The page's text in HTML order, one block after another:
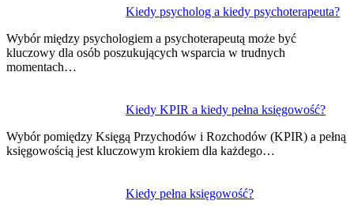
Kiedy psycholog a kiedy psychoterapeuta?
Wybór między psychologiem a psychoterapeutą może być
kluczowy dla osób poszukujących wsparcia w trudnych
momentach…
Kiedy KPIR a kiedy pełna księgowość?
Wybór pomiędzy Księgą Przychodów i Rozchodów (KPIR) a pełną
księgowością jest kluczowym krokiem dla każdego…
Kiedy pełna księgowość?